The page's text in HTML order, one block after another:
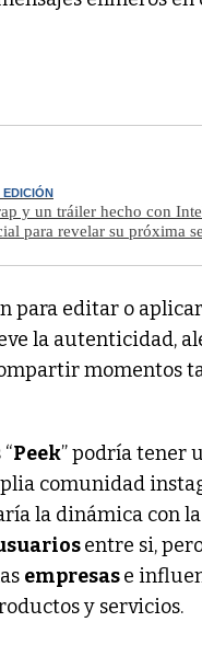
EDICIÓN
y un tráiler hecho con
para revelar su próxima
para editar o
la autenticidad,
momentos
Peek” podría tener
comunidad
la dinámica con
entre si,
empresase
y servicios.